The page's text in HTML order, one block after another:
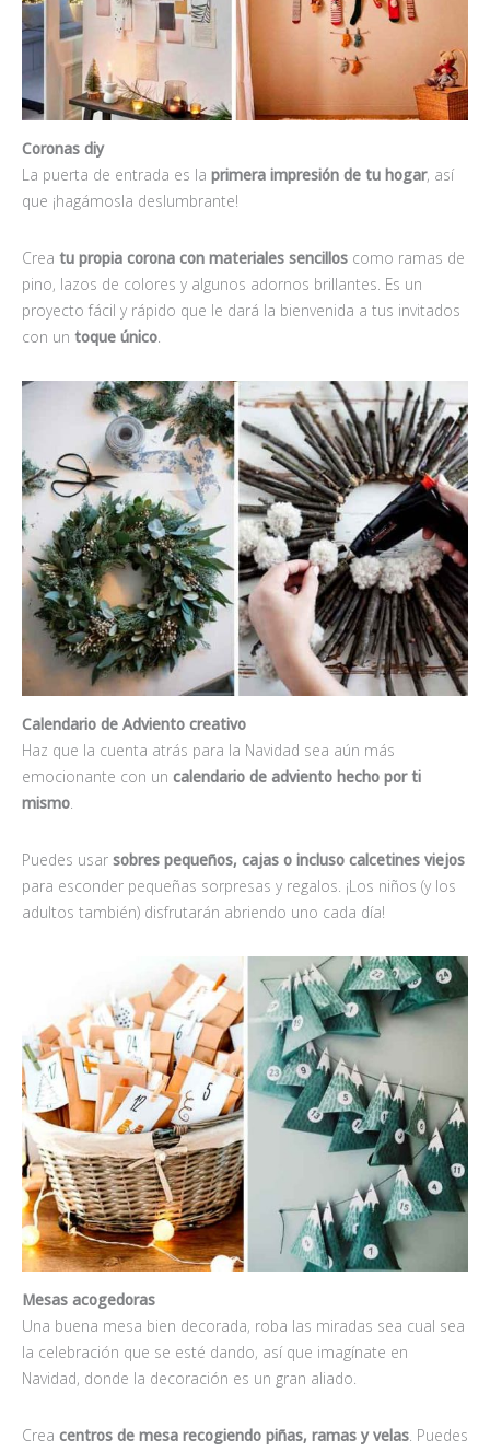
Coronas diy
La puerta de entrada es la primera impresión de tu hogar, así
que ¡hagámosla deslumbrante!
Crea tu propia corona con materiales sencillos como ramas de
pino, lazos de colores y algunos adornos brillantes. Es un
proyecto fácil y rápido que le dará la bienvenida a tus invitados
con un toque único.
Calendario de Adviento creativo
Haz que la cuenta atrás para la Navidad sea aún más
emocionante con un calendario de adviento hecho por ti
mismo.
Puedes usar sobres pequeños, cajas o incluso calcetines viejos
para esconder pequeñas sorpresas y regalos. ¡Los niños (y los
adultos también) disfrutarán abriendo uno cada día!
Mesas acogedoras
Una buena mesa bien decorada, roba las miradas sea cual sea
la celebración que se esté dando, así que imagínate en
Navidad, donde la decoración es un gran aliado.
Crea centros de mesa recogiendo piñas, ramas y velas. Puedes